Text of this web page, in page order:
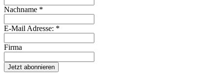
Nachname *
E-Mail Adresse: *
Firma